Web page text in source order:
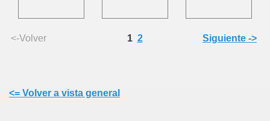
<-Volver 1 2 Siguiente ->
<= Volver a vista general